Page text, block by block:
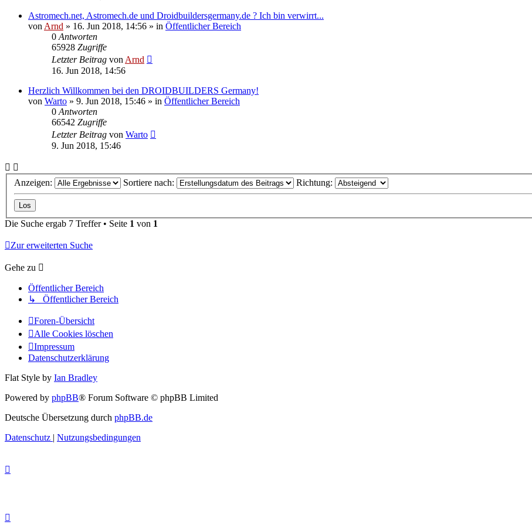
Astromech.net, Astromech.de und Droidbuildersgermany.de ? Ich bin verwirrt...
von Arnd » 16. Jun 2018, 14:56 » in Öffentlicher Bereich
0 Antworten
65928 Zugriffe
Letzter Beitrag von Arnd
16. Jun 2018, 14:56
Herzlich Willkommen bei den DROIDBUILDERS Germany!
von Warto » 9. Jun 2018, 15:46 » in Öffentlicher Bereich
0 Antworten
66542 Zugriffe
Letzter Beitrag von Warto
9. Jun 2018, 15:46
Anzeigen: Sortiere nach: Richtung:
Die Suche ergab 7 Treffer • Seite 1 von 1
Zur erweiterten Suche
Gehe zu
Öffentlicher Bereich
↳ Öffentlicher Bereich
Foren-Übersicht
Alle Cookies löschen
Impressum
Datenschutzerklärung
Flat Style by Ian Bradley
Powered by phpBB® Forum Software © phpBB Limited
Deutsche Übersetzung durch phpBB.de
Datenschutz
Nutzungsbedingungen